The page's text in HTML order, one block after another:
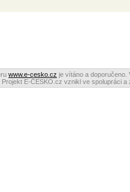
www.e-cesko.cz je vítáno a doporučeno.
Projekt E-ČESKO.cz vznikl ve spolupráci